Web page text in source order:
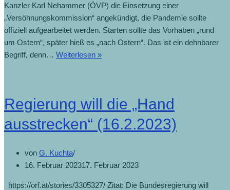
Kanzler Karl Nehammer (ÖVP) die Einsetzung einer
„Versöhnungskommission“ angekündigt, die Pandemie sollte
offiziell aufgearbeitet werden. Starten sollte das Vorhaben „rund
um Ostern“, später hieß es „nach Ostern“. Das ist ein dehnbarer
Begriff, denn… Weiterlesen »
Regierung will die „Hand
ausstrecken“ (16.2.2023)
von G. Kuchta
16. Februar 202317. Februar 2023
https://orf.at/stories/3305327/ Zitat: Die Bundesregierung will